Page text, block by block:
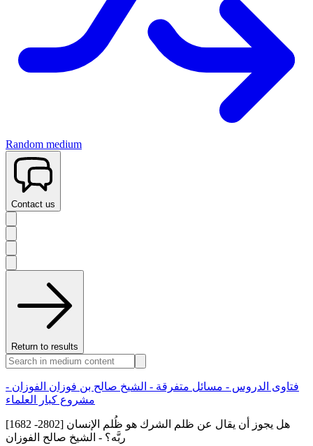
Random medium
Contact us
Return to results
فتاوى الدروس - مسائل متفرقة - الشيخ صالح بن فوزان الفوزان -
مشروع كبار العلماء
[1682 -2802] هل يجوز أن يقال عن ظلم الشرك هو ظُلم الإنسان
ربَّه؟ - الشيخ صالح الفوزان